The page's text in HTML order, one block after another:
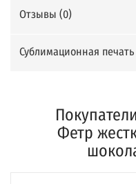
Отзывы (0)
Сублимационная печать
Фетр